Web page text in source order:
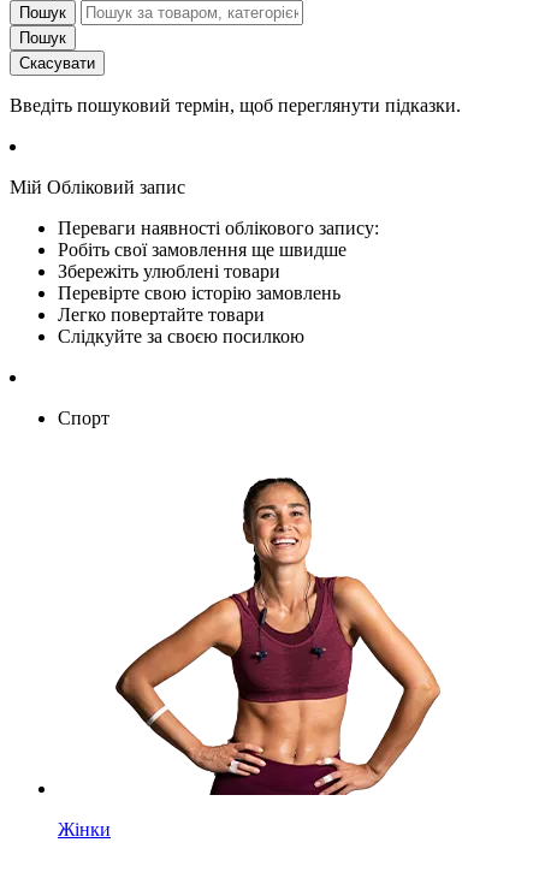
Пошук
Пошук
Скасувати
Введіть пошуковий термін, щоб переглянути підказки.
Мій Обліковий запис
Переваги наявності облікового запису:
Робіть свої замовлення ще швидше
Збережіть улюблені товари
Перевірте свою історію замовлень
Легко повертайте товари
Слідкуйте за своєю посилкою
Спорт
Жінки